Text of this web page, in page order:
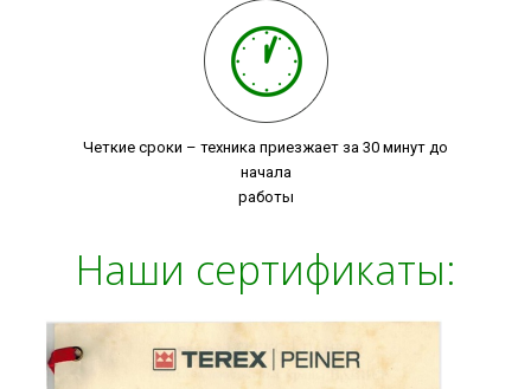
Четкие сроки – техника приезжает за 30 минут до
начала
работы
Наши сертификаты: